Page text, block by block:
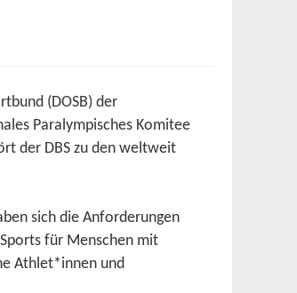
(DOSB) der
Paralympisches Komitee
der DBS zu den weltweit
sich die Anforderungen
für Menschen mit
Athlet*innen und